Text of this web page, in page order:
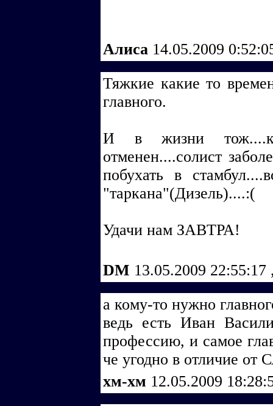
Алиса 14.05.2009
Тяжкие какие то
главного.
И в жизни
отменен....солист
побухать в
"таркана"(Дизель)....:(
Удачи нам ЗАВТРА!
DM 13.05.2009 22:55:17
а кому-то нужно
ведь есть Иван
профессию, и самое
че угодно в отличие от
хм-хм 12.05.2009